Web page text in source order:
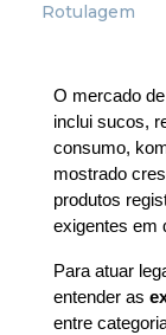
Rotulagem
O mercado
inclui sucos,
consumo,
mostrado
produtos
exigentes em
Para atuar
entender as
entre